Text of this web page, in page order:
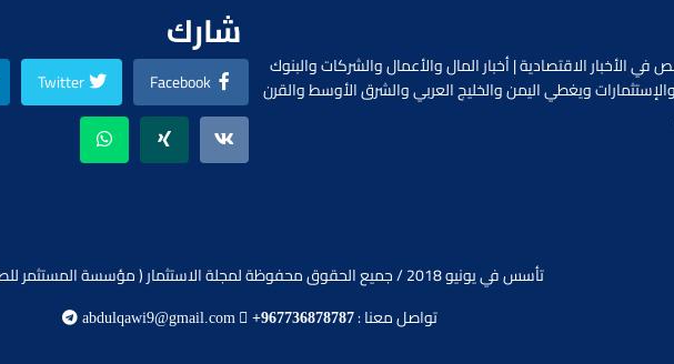
الأخبار الاقتصادية | أخبار المال والأعمال والشركات والبنوك
ويغطي اليمن والخليج العربي والشرق الأوسط والقرن
شارك
Facebook
Twitter
تأسس في يونيو 2018 / جميع الحقوق محفوظة لمجلة الاستثمار ( مؤسسة المستثمر للصحافة).
تواصل معنا : +967736878787
abdulqawi9@gmail.com